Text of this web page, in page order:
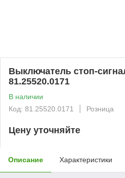
Выключатель стоп-
81.25520.0171
В наличии
Код: 81.25520.0171
Розница
Цену уточняйте
Описание Характеристики